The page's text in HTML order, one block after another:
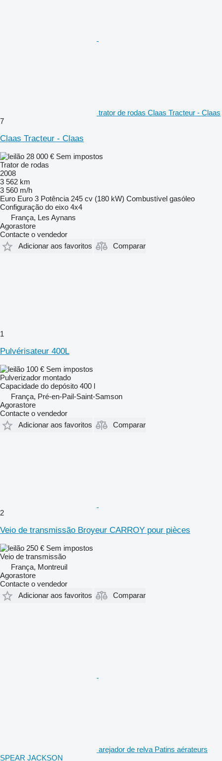
trator de rodas Claas Tracteur - Claas
7
Claas Tracteur - Claas
28 000 € Sem impostos
Trator de rodas
2008
3 562 km
3 560 m/h
Euro Euro 3 Potência 245 cv (180 kW) Combustível gasóleo
Configuração do eixo 4x4
França, Les Aynans
Agorastore
Contacte o vendedor
Adicionar aos favoritos
Comparar
1
Pulvérisateur 400L
100 € Sem impostos
Pulverizador montado
Capacidade do depósito 400 l
França, Pré-en-Pail-Saint-Samson
Agorastore
Contacte o vendedor
Adicionar aos favoritos
Comparar
2
Veio de transmissão Broyeur CARROY pour pièces
250 € Sem impostos
Veio de transmissão
França, Montreuil
Agorastore
Contacte o vendedor
Adicionar aos favoritos
Comparar
arejador de relva Patins aérateurs
SPEAR JACKSON